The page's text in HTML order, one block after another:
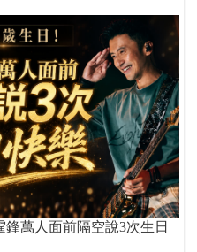
鋒萬人面前隔空說3次生日